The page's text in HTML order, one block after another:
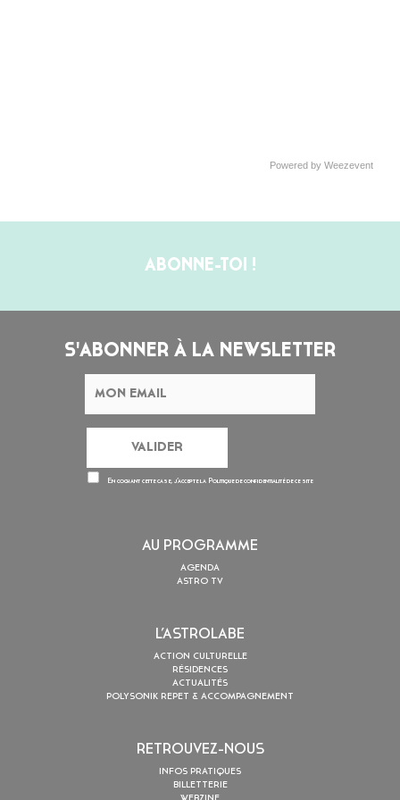
Powered by Weezevent
ABONNE-TOI !
S'ABONNER À LA NEWSLETTER
En cochant cette case, j’accepte la Politique de confidentialitéde ce site
AU PROGRAMME
AGENDA
ASTRO TV
L’ASTROLABE
ACTION CULTURELLE
RÉSIDENCES
ACTUALITÉS
POLYSONIK REPET & ACCOMPAGNEMENT
RETROUVEZ-NOUS
INFOS PRATIQUES
BILLETTERIE